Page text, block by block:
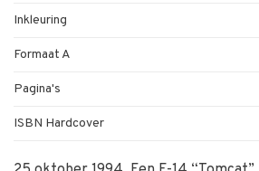
Inkleuring
Formaat A
Pagina's
ISBN Hardcover